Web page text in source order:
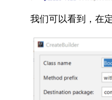
我们可以看到，在